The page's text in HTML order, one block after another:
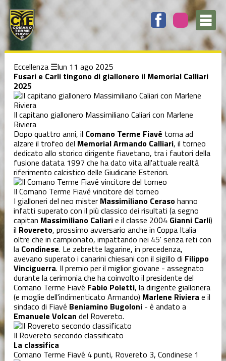
Eccellenza lun 11 ago 2025
Fusari e Carli tingono di giallonero il Memorial Calliari
2025
Il capitano giallonero Massimiliano Caliari con Marlene
Riviera
Dopo quattro anni, il Comano Terme Fiavé torna ad
alzare il trofeo del Memorial Armando Calliari, il torneo
dedicato allo storico dirigente fiavetano, tra i fautori della
fusione datata 1997 che ha dato vita all'attuale realtà
riferimento calcistico delle Giudicarie Esteriori.
Il Comano Terme Fiavé vincitore del torneo
I gialloneri del neo mister Massimiliano Cerasohanno
infatti superato con il più classico dei risultati (a segno
capitan Massimiliano Caliarie il classe 2004 Gianni Carli)
il Rovereto, prossimo avversario anche in Coppa Italia
oltre che in campionato, impattando nei 45' senza reti con
la Condinese. Le zebrette lagarine, in precedenza,
avevano superato i canarini chiesani con il sigillo di Filippo
Vinciguerra. Il premio per il miglior giovane - assegnato
durante la cerimonia che ha coinvolto il presidente del
Comano Terme Fiavé Fabio Poletti, la dirigente giallonera
(e moglie dell'indimenticato Armando) Marlene Riviera e il
sindaco di Fiavé Beniamino Bugoloni- è andato a
Emanuele Volcan del Rovereto.
Il Rovereto secondo classificato
La classifica
Comano Terme Fiavé 4 punti, Rovereto 3, Condinese 1
degli
argomenti
delle
notizie:
Femminile
C5 Serie C1
Coppa Italia
Coppa
Trentino
Dalla società
Eccellenza
Juniores
Settore
Giovanile
Tornei